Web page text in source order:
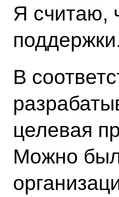
Я считаю,
В
целевая
Можно